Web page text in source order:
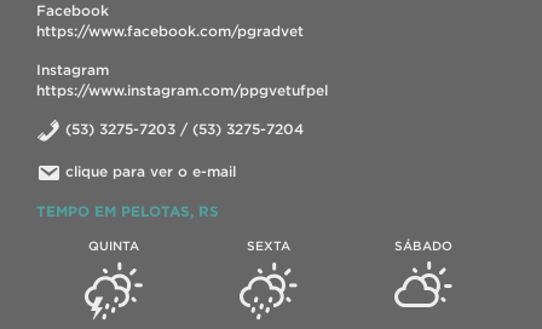
Facebook
https://www.facebook.com/pgradvet
Instagram
https://www.instagram.com/ppgvetufpel
(53) 3275-7203 / (53) 3275-7204
clique para ver o e-mail
TEMPO EM PELOTAS, RS
QUINTA SEXTA SÁBADO